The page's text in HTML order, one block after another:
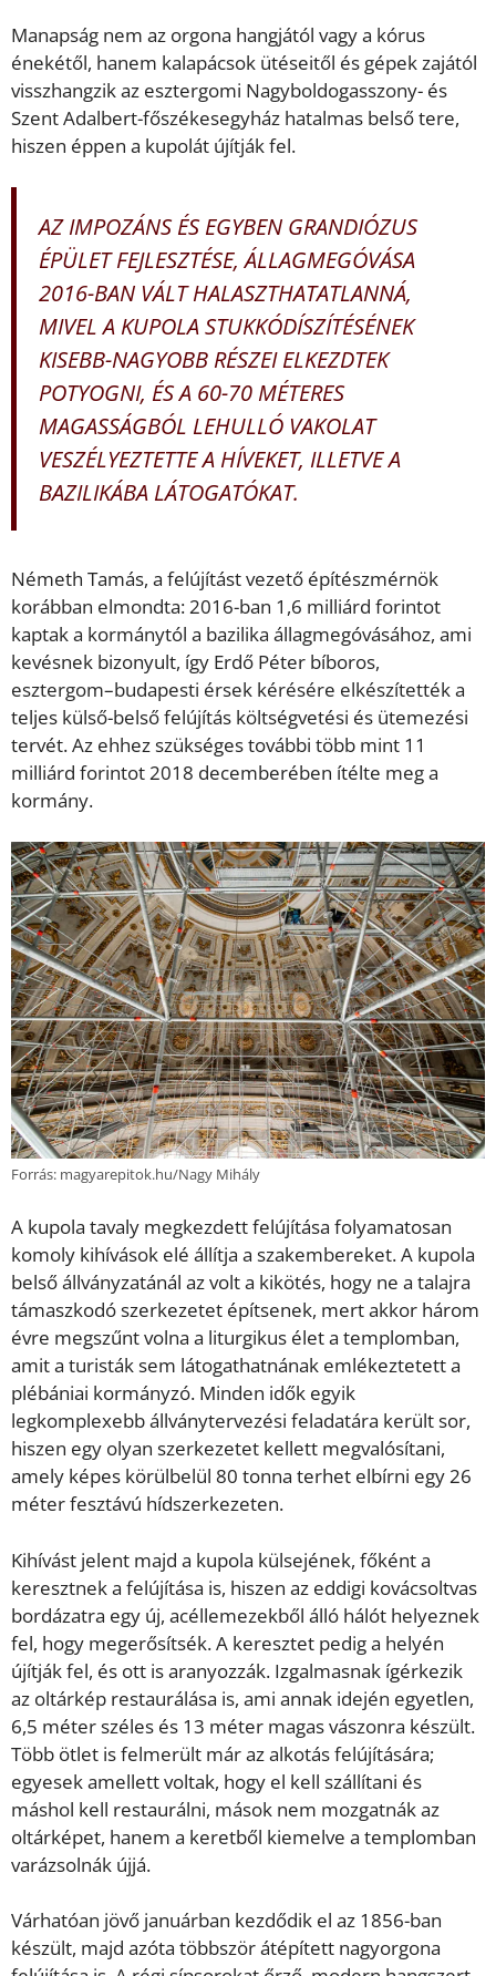
Manapság nem az orgona hangjától vagy a kórus
énekétől, hanem kalapácsok ütéseitől és gépek zajától
visszhangzik az esztergomi Nagyboldogasszony- és
Szent Adalbert-főszékesegyház hatalmas belső tere,
hiszen éppen a kupolát újítják fel.
AZ IMPOZÁNS ÉS EGYBEN GRANDIÓZUS
ÉPÜLET FEJLESZTÉSE, ÁLLAGMEGÓVÁSA
2016-BAN VÁLT HALASZTHATATLANNÁ,
MIVEL A KUPOLA STUKKÓDÍSZÍTÉSÉNEK
KISEBB-NAGYOBB RÉSZEI ELKEZDTEK
POTYOGNI, ÉS A 60-70 MÉTERES
MAGASSÁGBÓL LEHULLÓ VAKOLAT
VESZÉLYEZTETTE A HÍVEKET, ILLETVE A
BAZILIKÁBA LÁTOGATÓKAT.
Németh Tamás, a felújítást vezető építészmérnök
korábban elmondta: 2016-ban 1,6 milliárd forintot
kaptak a kormánytól a bazilika állagmegóvásához, ami
kevésnek bizonyult, így Erdő Péter bíboros,
esztergom–budapesti érsek kérésére elkészítették a
teljes külső-belső felújítás költségvetési és ütemezési
tervét. Az ehhez szükséges további több mint 11
milliárd forintot 2018 decemberében ítélte meg a
kormány.
Forrás: magyarepitok.hu/Nagy Mihály
A kupola tavaly megkezdett felújítása folyamatosan
komoly kihívások elé állítja a szakembereket. A kupola
belső állványzatánál az volt a kikötés, hogy ne a talajra
támaszkodó szerkezetet építsenek, mert akkor három
évre megszűnt volna a liturgikus élet a templomban,
amit a turisták sem látogathatnának emlékeztetett a
plébániai kormányzó. Minden idők egyik
legkomplexebb állványtervezési feladatára került sor,
hiszen egy olyan szerkezetet kellett megvalósítani,
amely képes körülbelül 80 tonna terhet elbírni egy 26
méter fesztávú hídszerkezeten.
Kihívást jelent majd a kupola külsejének, főként a
keresztnek a felújítása is, hiszen az eddigi kovácsoltvas
bordázatra egy új, acéllemezekből álló hálót helyeznek
fel, hogy megerősítsék. A keresztet pedig a helyén
újítják fel, és ott is aranyozzák. Izgalmasnak ígérkezik
az oltárkép restaurálása is, ami annak idején egyetlen,
6,5 méter széles és 13 méter magas vászonra készült.
Több ötlet is felmerült már az alkotás felújítására;
egyesek amellett voltak, hogy el kell szállítani és
máshol kell restaurálni, mások nem mozgatnák az
oltárképet, hanem a keretből kiemelve a templomban
varázsolnák újjá.
Várhatóan jövő januárban kezdődik el az 1856-ban
készült, majd azóta többször átépített nagyorgona